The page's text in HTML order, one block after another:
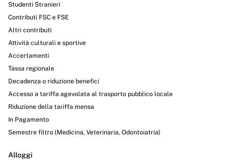
Studenti Stranieri
Contributi FSC e FSE
Altri contributi
Attività culturali e sportive
Accertamenti
Tassa regionale
Decadenza o riduzione benefici
Accesso a tariffa agevolata al trasporto pubblico locale
Riduzione della tariffa mensa
In Pagamento
Semestre filtro (Medicina, Veterinaria, Odontoiatria)
Alloggi